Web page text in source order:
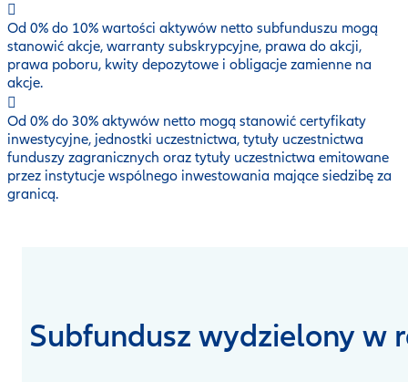
Od 0% do 10% wartości aktywów netto subfunduszu mogą
stanowić akcje, warranty subskrypcyjne, prawa do akcji,
prawa poboru, kwity depozytowe i obligacje zamienne na
akcje.
Od 0% do 30% aktywów netto mogą stanowić certyfikaty
inwestycyjne, jednostki uczestnictwa, tytuły uczestnictwa
funduszy zagranicznych oraz tytuły uczestnictwa emitowane
przez instytucje wspólnego inwestowania mające siedzibę za
granicą.
Subfundusz wydzielony w